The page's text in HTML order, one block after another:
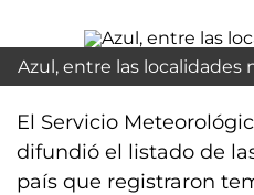
Azul, entre las localidades
El Servicio
difundió el listado de
país que registraron